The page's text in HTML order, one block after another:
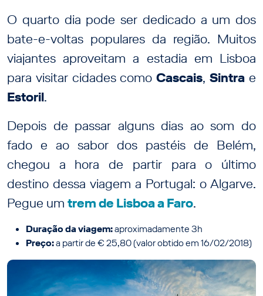
O quarto dia pode ser dedicado a um dos
bate-e-voltas populares da região. Muitos
viajantes aproveitam a estadia em Lisboa
para visitar cidades comoCascais,Sintra e
Estoril.
Depois de passar alguns dias ao som do
fado e ao sabor dos pastéis de Belém,
chegou a hora de partir para o último
destino dessa viagem a Portugal: o Algarve.
Pegue um trem de Lisboa a Faro.
Duração da viagem:aproximadamente 3h
Preço:a partir de € 25,80 (valor obtido em 16/02/2018)